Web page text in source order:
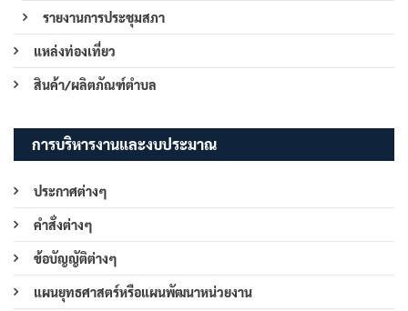
รายงานการประชุมสภา
แหล่งท่องเที่ยว
สินค้า/ผลิตภัณฑ์ตำบล
การบริหารงานและงบประมาณ
ประกาศต่างๆ
คำสั่งต่างๆ
ข้อบัญญัติต่างๆ
แผนยุทธศาสตร์หรือแผนพัฒนาหน่วยงาน